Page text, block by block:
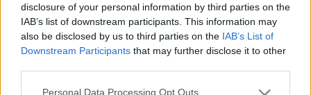
disclosure of your personal information by third parties on the
IAB’s list of downstream participants. This information may
also be disclosed by us to third parties on the IAB’s List of
Downstream Participants that may further disclose it to other
Personal Data Processing Opt Outs
Auto
Važiuojate tik trumpus
atstumus? Specialistai
įvardijo patikimiausią
variklį miestui
Auto
Klaipėdiečių automobiliai:
kiek ir kokių daugiausiai